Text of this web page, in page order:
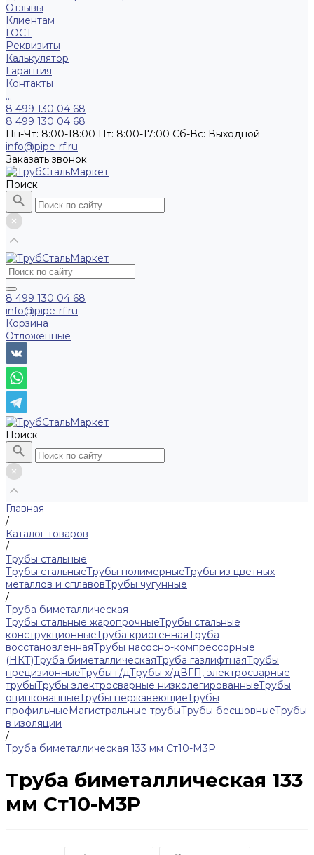
Отзывы
Клиентам
ГОСТ
Реквизиты
Калькулятор
Гарантия
Контакты
...
8 499 130 04 68
8 499 130 04 68
Пн-Чт: 8:00-18:00 Пт: 8:00-17:00 Сб-Вс: Выходной
info@pipe-rf.ru
Заказать звонок
Поиск
8 499 130 04 68
info@pipe-rf.ru
Корзина
Отложенные
Поиск
Главная
/
Каталог товаров
/
Трубы стальные
Трубы стальныеТрубы полимерныеТрубы из цветных
металлов и сплавовТрубы чугунные
/
Труба биметаллическая
Трубы стальные жаропрочныеТрубы стальные
конструкционныеТруба криогеннаяТруба
восстановленнаяТрубы насосно-компрессорные
(НКТ)Труба биметаллическаяТруба газлифтнаяТрубы
прецизионныеТрубы г/дТрубы х/дВГП, электросварные
трубыТрубы электросварные низколегированныеТрубы
оцинкованныеТрубы нержавеющиеТрубы
профильныеМагистральные трубыТрубы бесшовныеТрубы
в изоляции
/
Труба биметаллическая 133 мм Ст10-М3Р
Труба биметаллическая 133
мм Ст10-М3Р